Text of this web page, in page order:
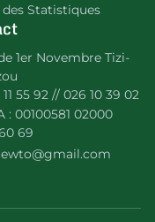
Statistiques
1er Novembre Tizi-
55 92 // 026 10 39 02
: 00100581 02000
69